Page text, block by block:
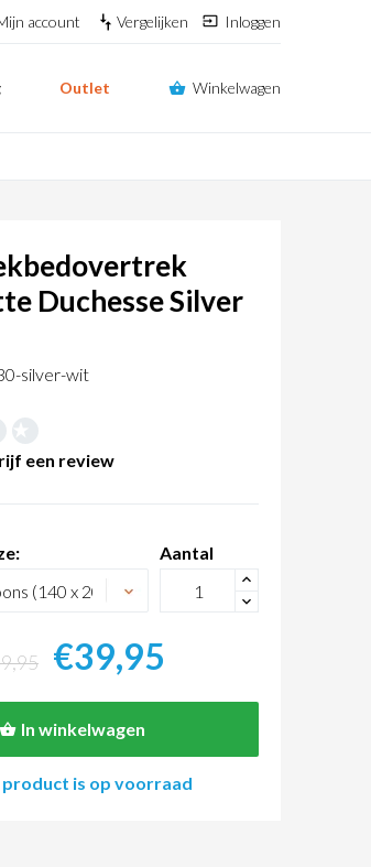
account Vergelijken Inloggen
Outlet Winkelwagen
Duchesse Silver
silver-wit
een review
Aantal
+
-
€39,95
In winkelwagen
is op voorraad